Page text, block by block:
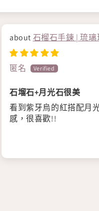
石榴石手鍊 | 琉璃
匿名
石塯石+月光石很美
看到紫牙烏的紅搭配月
感，很喜歡!!